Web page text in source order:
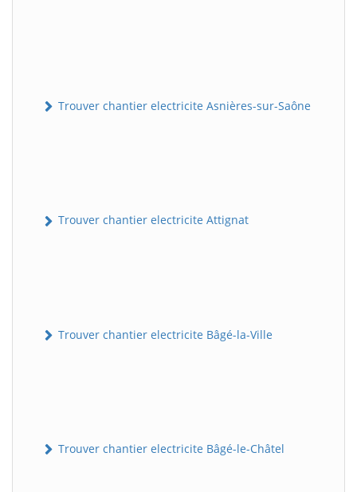
Trouver chantier electricite Asnières-sur-Saône
Trouver chantier electricite Attignat
Trouver chantier electricite Bâgé-la-Ville
Trouver chantier electricite Bâgé-le-Châtel